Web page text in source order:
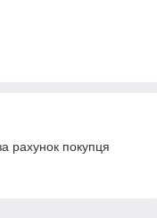
рахунок покупця